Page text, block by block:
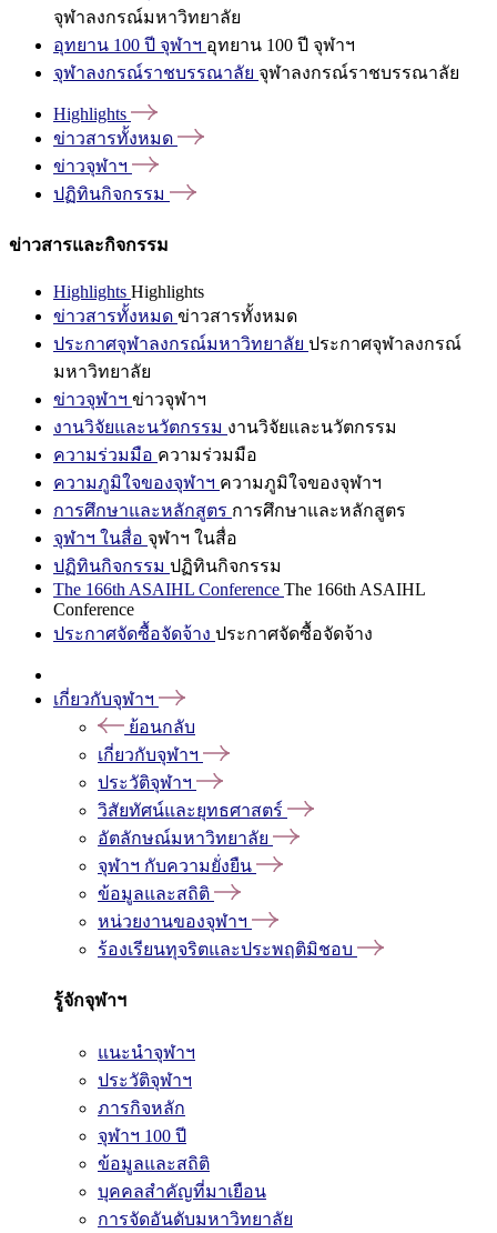
จุฬาลงกรณ์มหาวิทยาลัย
อุทยาน 100 ปี จุฬาฯ อุทยาน 100 ปี จุฬาฯ
จุฬาลงกรณ์ราชบรรณาลัย จุฬาลงกรณ์ราชบรรณาลัย
Highlights
ข่าวสารทั้งหมด
ข่าวจุฬาฯ
ปฏิทินกิจกรรม
ข่าวสารและกิจกรรม
Highlights Highlights
ข่าวสารทั้งหมด ข่าวสารทั้งหมด
ประกาศจุฬาลงกรณ์มหาวิทยาลัย ประกาศจุฬาลงกรณ์
มหาวิทยาลัย
ข่าวจุฬาฯ ข่าวจุฬาฯ
งานวิจัยและนวัตกรรม งานวิจัยและนวัตกรรม
ความร่วมมือ ความร่วมมือ
ความภูมิใจของจุฬาฯ ความภูมิใจของจุฬาฯ
การศึกษาและหลักสูตร การศึกษาและหลักสูตร
จุฬาฯ ในสื่อ จุฬาฯ ในสื่อ
ปฏิทินกิจกรรม ปฏิทินกิจกรรม
The 166th ASAIHL Conference The 166th ASAIHL
Conference
ประกาศจัดซื้อจัดจ้าง ประกาศจัดซื้อจัดจ้าง
เกี่ยวกับจุฬาฯ
ย้อนกลับ
เกี่ยวกับจุฬาฯ
ประวัติจุฬาฯ
วิสัยทัศน์และยุทธศาสตร์
อัตลักษณ์มหาวิทยาลัย
จุฬาฯ กับความยั่งยืน
ข้อมูลและสถิติ
หน่วยงานของจุฬาฯ
ร้องเรียนทุจริตและประพฤติมิชอบ
รู้จักจุฬาฯ
แนะนำจุฬาฯ
ประวัติจุฬาฯ
ภารกิจหลัก
จุฬาฯ 100 ปี
ข้อมูลและสถิติ
บุคคลสำคัญที่มาเยือน
การจัดอันดับมหาวิทยาลัย